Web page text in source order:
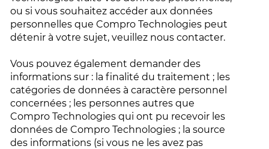
ou si vous souhaitez accéder aux données
personnelles que Compro Technologies peut
détenir à votre sujet, veuillez nous contacter.
Vous pouvez également demander des
informations sur : la finalité du traitement ; les
catégories de données à caractère personnel
concernées ; les personnes autres que
Compro Technologies qui ont pu recevoir les
données de Compro Technologies ; la source
des informations (si vous ne les avez pas